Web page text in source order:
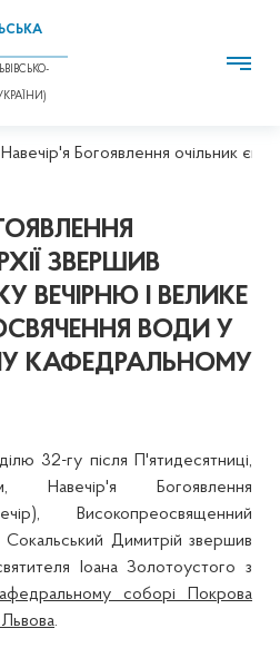
Богоявлення очільник
ЗВЕРШИВ
ВЕЧІРНЮ І ВЕЛИКЕ
ВОДИ У
КАФЕДРАЛЬНОМУ
32-гу після П'ятидесятниці,
Навечір'я Богоявлення
Високопреосвященний
Сокальський Димитрій звершив
Іоана Золотоустого з
соборі Покрова
Львова.